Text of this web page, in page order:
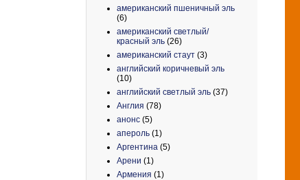
американский пшеничный эль
(6)
американский светлый/
красный эль (26)
американский стаут (3)
английский коричневый эль
(10)
английский светлый эль (37)
Англия (78)
анонс (5)
апероль (1)
Аргентина (5)
Арени (1)
Армения (1)